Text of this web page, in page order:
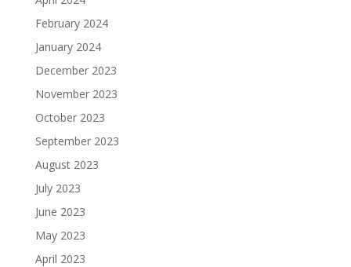
February 2024
January 2024
December 2023
November 2023
October 2023
September 2023
August 2023
July 2023
June 2023
May 2023
April 2023